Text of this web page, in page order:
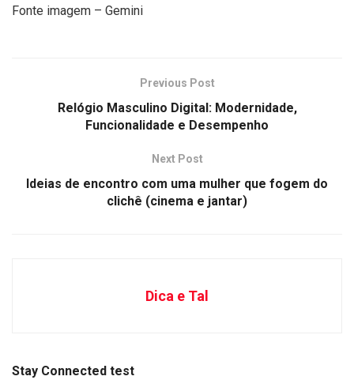
Fonte imagem – Gemini
Previous Post
Relógio Masculino Digital: Modernidade,
Funcionalidade e Desempenho
Next Post
Ideias de encontro com uma mulher que fogem do
clichê (cinema e jantar)
Dica e Tal
Stay Connected test